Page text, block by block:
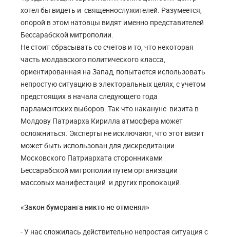
хотел бы видеть и священнослужителей. Разумеется,
опорой в этом натовцы видят именно представителей
Бессарабской митрополии.
Не стоит сбрасывать со счетов и то, что некоторая
часть молдавского политического класса,
ориентированная на Запад, попытается использовать
непростую ситуацию в электоральных целях, с учетом
предстоящих в начала следующего года
парламентских выборов. Так что накануне визита в
Молдову Патриарха Кирилла атмосфера может
осложниться. Эксперты не исключают, что этот визит
может быть использован для дискредитации
Московского Патриархата сторонниками
Бессарабской митрополии путем организации
массовых манифестаций и других провокаций.
«Закон бумеранга никто не отменял»
- У нас сложилась действительно непростая ситуация с